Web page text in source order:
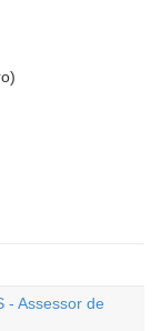
- Assessor de